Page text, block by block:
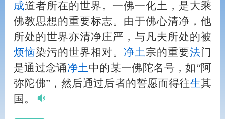
成道者所在的世界。一佛一化土，是大乘
佛教思想的重要标志。由于佛心清净，他
所处的世界亦清净庄严，与凡夫所处的被
烦恼染污的世界相对。 净土宗的重要法门
是通过念诵净土中的某一佛陀名号，如“阿
弥陀佛”，然后通过后者的誓愿而得往生其
国。